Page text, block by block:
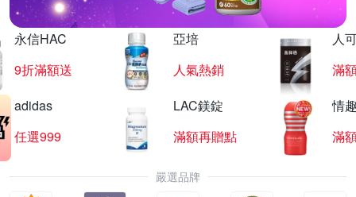
永信HAC
9折滿額送
亞培
人氣熱銷
人
滿
adidas
任選999
LAC鎂錠
滿額再贈點
情
滿
嚴選品牌